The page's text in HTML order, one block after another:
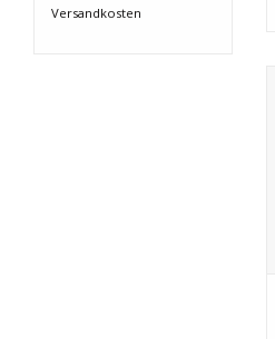
Versandkosten